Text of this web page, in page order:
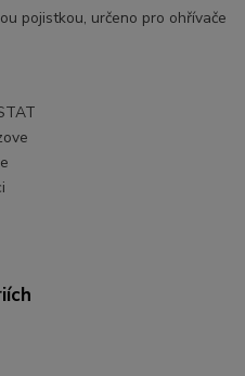
pojistkou, určeno pro ohřívače